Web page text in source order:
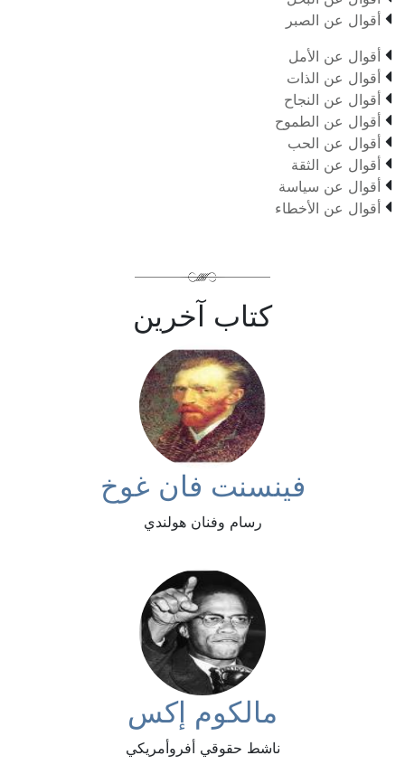
 أقوال عن الصبر
 أقوال عن الأمل
 أقوال عن الذات
 أقوال عن النجاح
 أقوال عن الطموح
 أقوال عن الحب
 أقوال عن الثقة
 أقوال عن سياسة
 أقوال عن الأخطاء
كتاب آخرين
فينسنت فان غوخ
رسام وفنان هولندي
مالكوم إكس
ناشط حقوقي أفروأمريكي